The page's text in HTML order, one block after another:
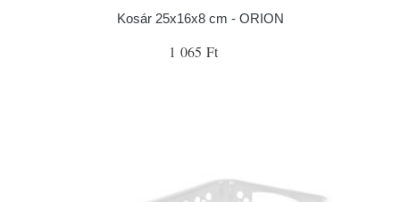
Kosár 25x16x8 cm - ORION
1 065 Ft